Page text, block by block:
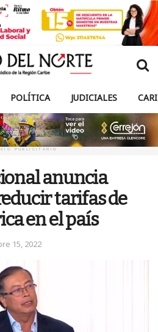
POLÍTICA JUDICIALES
PUBLICITARIO
anuncia
tarifas de
en el país
15, 2022